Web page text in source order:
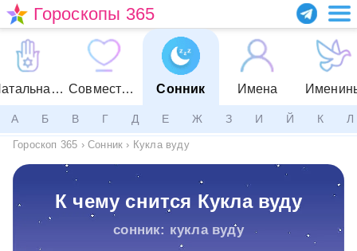
Гороскопы 365
Натальная карта Совместимость Сонник Имена
А Б В Г Д Е Ж З И Й К Л
Гороскоп 365 › Сонник › Кукла вуду
К чему снится Кукла вуду
сонник: кукла вуду